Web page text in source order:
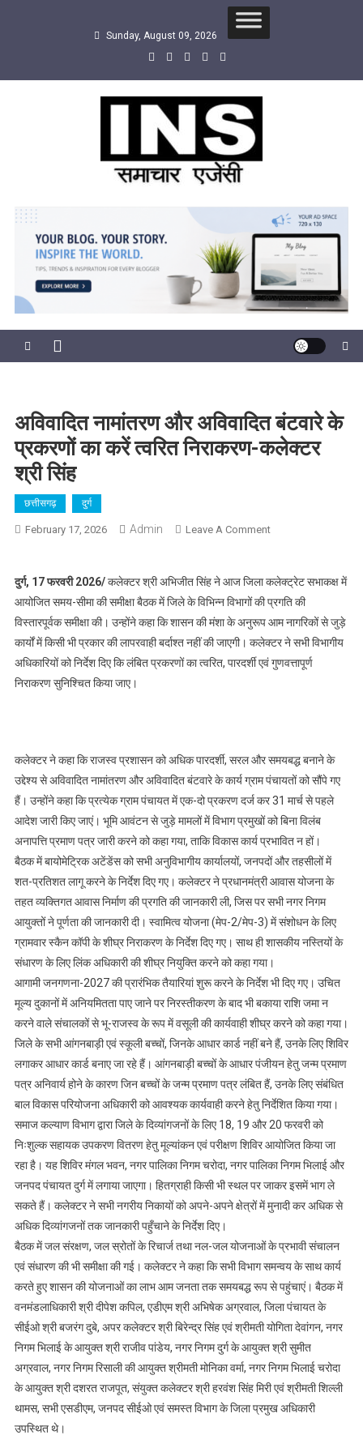
Sunday, August 09, 2026
INS
अविवादित नामांतरण और अविवादित बंटवारे के
प्रकरणों का करें त्वरित निराकरण-कलेक्टर
श्री सिंह
छत्तीसगढ़ दुर्ग
February 17, 2026 Admin Leave A CommentOn
और
अविवादित
बंटवारे
के
प्रकरणों
दुर्ग, 17 फरवरी 2026/कलेक्टर श्री अभिजीत सिंह ने आज जिला कलेक्ट्रेट सभाकक्ष में
आयोजित समय-सीमा की समीक्षा बैठक में जिले के विभिन्न विभागों की प्रगति की
विस्तारपूर्वक समीक्षा की। उन्होंने कहा कि शासन की मंशा के अनुरूप आम नागरिकों से जुड़े
कार्यों में किसी भी प्रकार की लापरवाही बर्दाश्त नहीं की जाएगी। कलेक्टर ने सभी विभागीय
अधिकारियों को निर्देश दिए कि लंबित प्रकरणों का त्वरित, पारदर्शी एवं गुणवत्तापूर्ण
निराकरण सुनिश्चित किया जाए।
कलेक्टर ने कहा कि राजस्व प्रशासन को अधिक पारदर्शी, सरल और समयबद्ध बनाने के
उद्देश्य से अविवादित नामांतरण और अविवादित बंटवारे के कार्य ग्राम पंचायतों को सौंपे गए
हैं। उन्होंने कहा कि प्रत्येक ग्राम पंचायत में एक-दो प्रकरण दर्ज कर 31 मार्च से पहले
आदेश जारी किए जाएं। भूमि आवंटन से जुड़े मामलों में विभाग प्रमुखों को बिना विलंब
अनापत्ति प्रमाण पत्र जारी करने को कहा गया, ताकि विकास कार्य प्रभावित न हों।
बैठक में बायोमेट्रिक अटेंडेंस को सभी अनुविभागीय कार्यालयों, जनपदों और तहसीलों में
शत-प्रतिशत लागू करने के निर्देश दिए गए। कलेक्टर ने प्रधानमंत्री आवास योजना के
तहत व्यक्तिगत आवास निर्माण की प्रगति की जानकारी ली, जिस पर सभी नगर निगम
आयुक्तों ने पूर्णता की जानकारी दी। स्वामित्व योजना (मेप-2/मेप-3) में संशोधन के लिए
ग्रामवार स्कैन कॉपी के शीघ्र निराकरण के निर्देश दिए गए। साथ ही शासकीय नस्तियों के
संधारण के लिए लिंक अधिकारी की शीघ्र नियुक्ति करने को कहा गया।
आगामी जनगणना-2027 की प्रारंभिक तैयारियां शुरू करने के निर्देश भी दिए गए। उचित
मूल्य दुकानों में अनियमितता पाए जाने पर निरस्तीकरण के बाद भी बकाया राशि जमा न
करने वाले संचालकों से भू-राजस्व के रूप में वसूली की कार्यवाही शीघ्र करने को कहा गया।
जिले के सभी आंगनबाड़ी एवं स्कूली बच्चों, जिनके आधार कार्ड नहीं बने हैं, उनके लिए शिविर
लगाकर आधार कार्ड बनाए जा रहे हैं। आंगनबाड़ी बच्चों के आधार पंजीयन हेतु जन्म प्रमाण
पत्र अनिवार्य होने के कारण जिन बच्चों के जन्म प्रमाण पत्र लंबित हैं, उनके लिए संबंधित
बाल विकास परियोजना अधिकारी को आवश्यक कार्यवाही करने हेतु निर्देशित किया गया।
समाज कल्याण विभाग द्वारा जिले के दिव्यांगजनों के लिए 18, 19 और 20 फरवरी को
निःशुल्क सहायक उपकरण वितरण हेतु मूल्यांकन एवं परीक्षण शिविर आयोजित किया जा
रहा है। यह शिविर मंगल भवन, नगर पालिका निगम चरोदा, नगर पालिका निगम भिलाई और
जनपद पंचायत दुर्ग में लगाया जाएगा। हितग्राही किसी भी स्थल पर जाकर इसमें भाग ले
सकते हैं। कलेक्टर ने सभी नगरीय निकायों को अपने-अपने क्षेत्रों में मुनादी कर अधिक से
अधिक दिव्यांगजनों तक जानकारी पहुँचाने के निर्देश दिए।
बैठक में जल संरक्षण, जल स्रोतों के रिचार्ज तथा नल-जल योजनाओं के प्रभावी संचालन
एवं संधारण की भी समीक्षा की गई। कलेक्टर ने कहा कि सभी विभाग समन्वय के साथ कार्य
करते हुए शासन की योजनाओं का लाभ आम जनता तक समयबद्ध रूप से पहुंचाएं। बैठक में
वनमंडलाधिकारी श्री दीपेश कपिल, एडीएम श्री अभिषेक अग्रवाल, जिला पंचायत के
सीईओ श्री बजरंग दुबे, अपर कलेक्टर श्री बिरेन्द्र सिंह एवं श्रीमती योगिता देवांगन, नगर
निगम भिलाई के आयुक्त श्री राजीव पांडेय, नगर निगम दुर्ग के आयुक्त श्री सुमीत
अग्रवाल, नगर निगम रिसाली की आयुक्त श्रीमती मोनिका वर्मा, नगर निगम भिलाई चरोदा
के आयुक्त श्री दशरत राजपूत, संयुक्त कलेक्टर श्री हरवंश सिंह मिरी एवं श्रीमती शिल्ली
थामस, सभी एसडीएम, जनपद सीईओ एवं समस्त विभाग के जिला प्रमुख अधिकारी
उपस्थित थे।